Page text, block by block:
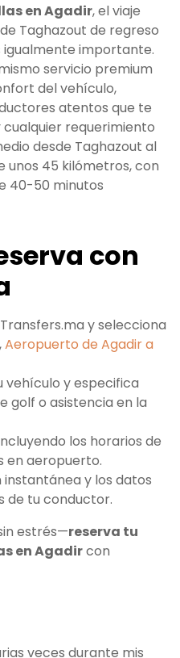
en Agadir, el viaje
Taghazout de regreso
importante.
servicio premium
del vehículo,
atentos que te
requerimiento
desde Taghazout al
unos 45 kilómetros, con
40-50 minutos
con
y selecciona
Aeropuerto de Agadir a
vehículo y especifica
golf o asistencia en la
los horarios de
en aeropuerto.
y los datos
de tu conductor.
estrés—reserva tu
en Agadircon
veces durante mis